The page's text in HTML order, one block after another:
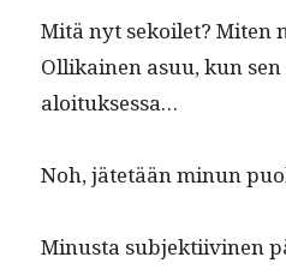
Mitä nyt sekoi­let? Miten
Ollikainen asuu, kun
aloituksessa…
Noh, jätetään min­un
Minus­ta sub­jek­ti­ivi­nen